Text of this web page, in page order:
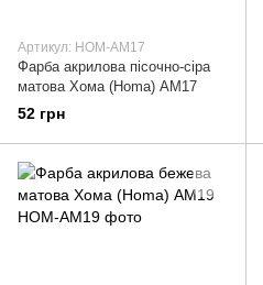
Артикул: HOM-AM17
Фарба акрилова пісочно-сіра
матова Хома (Homa) АМ17
52 грн